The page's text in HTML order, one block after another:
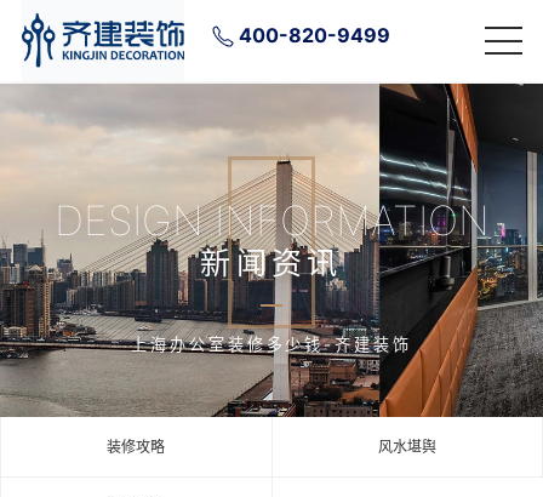
400-820-9499
DESIGN INFORMATION
新闻资讯
上海办公室装修多少钱-齐建装饰
装修攻略 风水堪舆